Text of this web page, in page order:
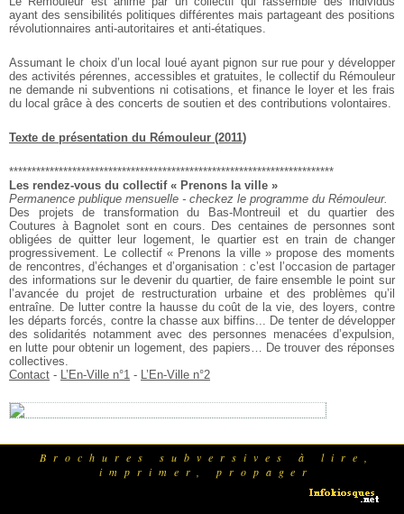
ayant des sensibilités politiques différentes mais partageant des positions
révolutionnaires anti-autoritaires et anti-étatiques.
Assumant le choix d’un local loué ayant pignon sur rue pour y développer
des activités pérennes, accessibles et gratuites, le collectif du Rémouleur
ne demande ni subventions ni cotisations, et finance le loyer et les frais
du local grâce à des concerts de soutien et des contributions volontaires.
Texte de présentation du Rémouleur (2011)
************************************************************************
Les rendez-vous du collectif « Prenons la ville »
Permanence publique mensuelle - checkez le programme du Rémouleur.
Des projets de transformation du Bas-Montreuil et du quartier des
Coutures à Bagnolet sont en cours. Des centaines de personnes sont
obligées de quitter leur logement, le quartier est en train de changer
progressivement. Le collectif « Prenons la ville » propose des moments
de rencontres, d’échanges et d’organisation : c’est l’occasion de partager
des informations sur le devenir du quartier, de faire ensemble le point sur
l’avancée du projet de restructuration urbaine et des problèmes qu’il
entraîne. De lutter contre la hausse du coût de la vie, des loyers, contre
les départs forcés, contre la chasse aux biffins... De tenter de développer
des solidarités notamment avec des personnes menacées d’expulsion,
en lutte pour obtenir un logement, des papiers… De trouver des réponses
collectives.
Contact - L’En-Ville n°1 - L’En-Ville n°2
Brochures subversives à lire,
imprimer, propager